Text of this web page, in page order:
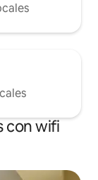
con wifi